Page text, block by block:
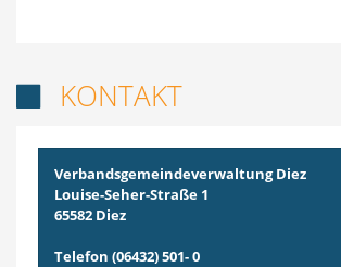
KONTAKT
Verbandsgemeindeverwaltung Diez
Louise-Seher-Straße 1
65582 Diez
Telefon (06432) 501- 0